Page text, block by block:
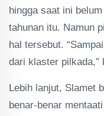
hingga saat ini
tahunan itu. Namun
hal tersebut.
dari klaster pilkada,”
Lebih lanjut, Slamet
benar-benar